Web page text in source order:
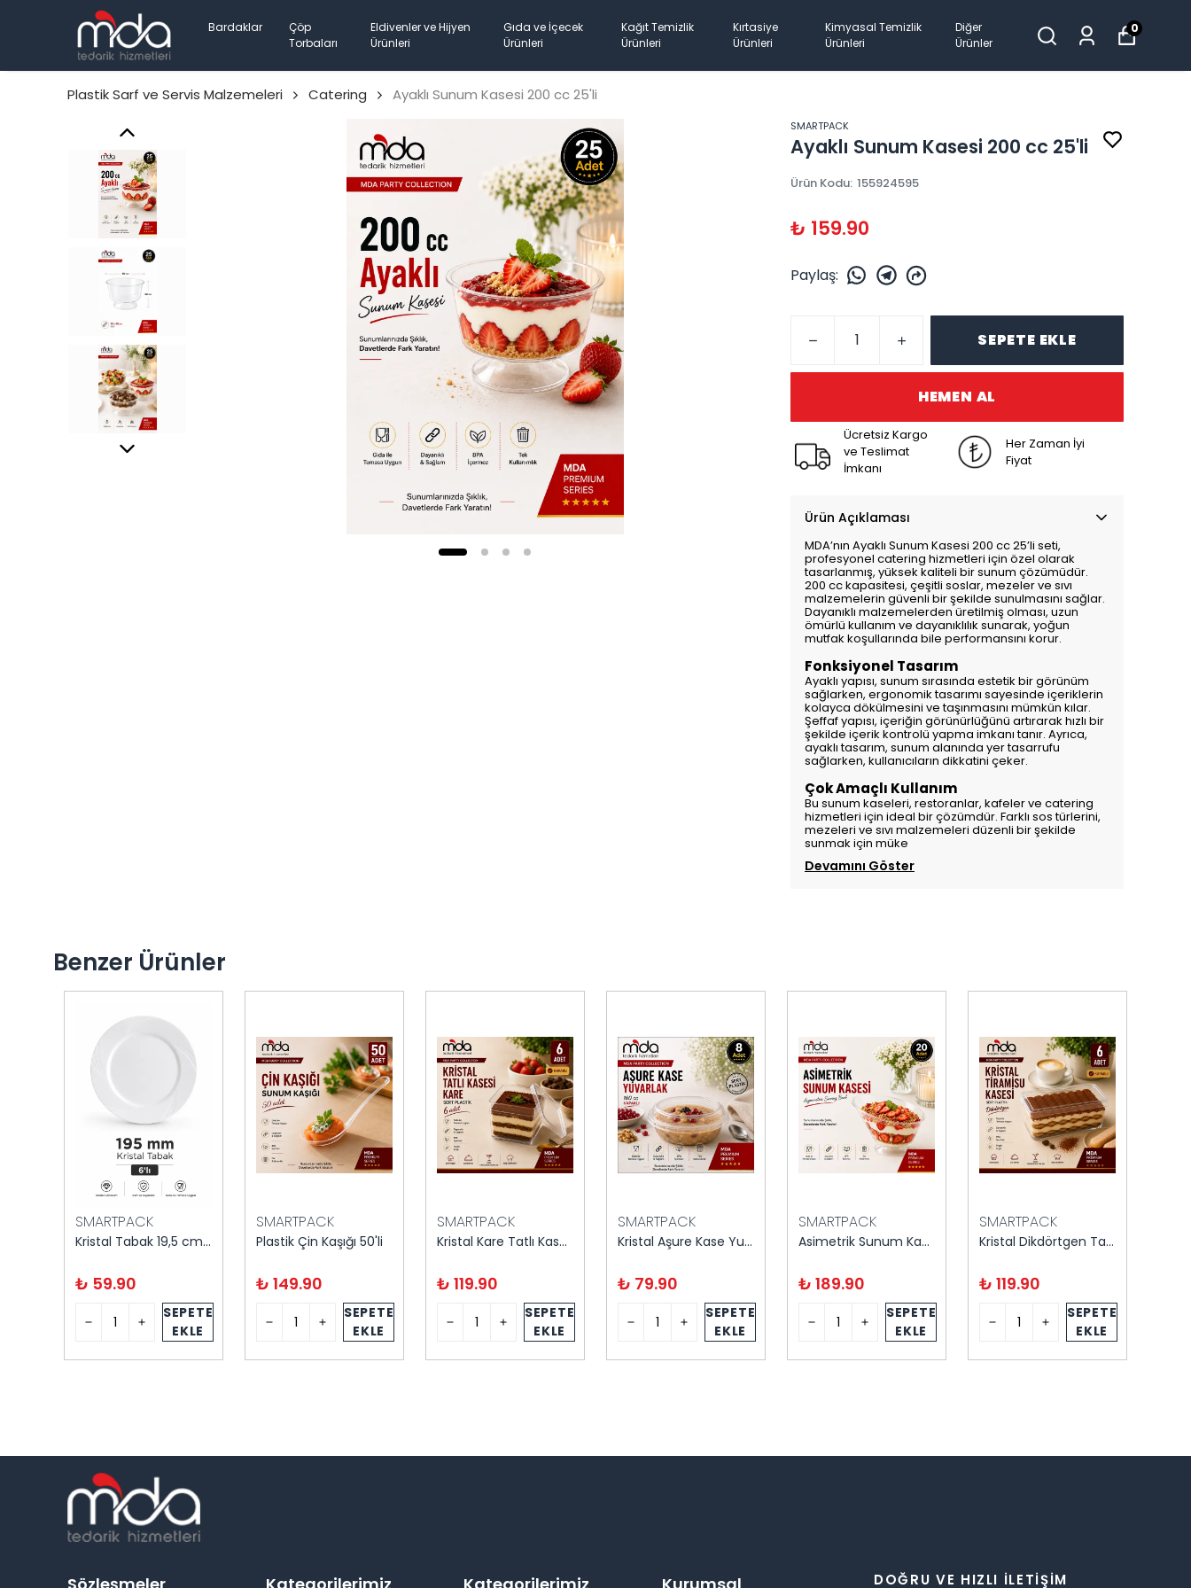
Bardaklar
Çöp
Torbaları
Eldivenler ve Hijyen
Ürünleri
Gıda ve İçecek
Ürünleri
Kağıt Temizlik
Ürünleri
Kırtasiye
Ürünleri
Kimyasal Temizlik
Ürünleri
Diğer
Ürünler
0
Plastik Sarf ve Servis Malzemeleri Catering Ayaklı Sunum Kasesi 200 cc 25'li
SMARTPACK
Ayaklı Sunum Kasesi 200 cc 25'li
Ürün Kodu: 155924595
₺ 159.90
Paylaş:
SEPETE EKLE
HEMEN AL
Ücretsiz Kargo
ve Teslimat
İmkanı
Her Zaman İyi
Fiyat
Ürün Açıklaması
MDA’nın Ayaklı Sunum Kasesi 200 cc 25’li seti,
profesyonel catering hizmetleri için özel olarak
tasarlanmış, yüksek kaliteli bir sunum çözümüdür.
200 cc kapasitesi, çeşitli soslar, mezeler ve sıvı
malzemelerin güvenli bir şekilde sunulmasını sağlar.
Dayanıklı malzemelerden üretilmiş olması, uzun
ömürlü kullanım ve dayanıklılık sunarak, yoğun
mutfak koşullarında bile performansını korur.
Fonksiyonel Tasarım
Ayaklı yapısı, sunum sırasında estetik bir görünüm
sağlarken, ergonomik tasarımı sayesinde içeriklerin
kolayca dökülmesini ve taşınmasını mümkün kılar.
Şeffaf yapısı, içeriğin görünürlüğünü artırarak hızlı bir
şekilde içerik kontrolü yapma imkanı tanır. Ayrıca,
ayaklı tasarım, sunum alanında yer tasarrufu
sağlarken, kullanıcıların dikkatini çeker.
Çok Amaçlı Kullanım
Bu sunum kaseleri, restoranlar, kafeler ve catering
hizmetleri için ideal bir çözümdür. Farklı sos türlerini,
mezeleri ve sıvı malzemeleri düzenli bir şekilde
sunmak için müke
Devamını Göster
Benzer Ürünler
SMARTPACK
Kristal Tabak 19,5 cm 6'lı
₺ 59.90
SEPETE
EKLE
SMARTPACK
Plastik Çin Kaşığı 50'li
₺ 149.90
SEPETE
EKLE
SMARTPACK
Kristal Kare Tatlı Kasesi 6'lı Kapaklı
₺ 119.90
SEPETE
EKLE
SMARTPACK
Kristal Aşure Kase Yuvarlak 8'li Kapaklı
₺ 79.90
SEPETE
EKLE
SMARTPACK
Asimetrik Sunum Kasesi 250 cc 20 adet
₺ 189.90
SEPETE
EKLE
SMARTPACK
Kristal Dikdörtgen Tatlı Kasesi 6'lı Kapaklı
₺ 119.90
SEPETE
EKLE
DOĞRU VE HIZLI İLETIŞIM